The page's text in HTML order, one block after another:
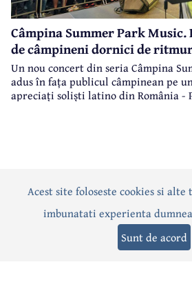
Câmpina Summer Park Music.
de câmpineni dornici de
Un nou concert din seria Câmpina
adus în fața publicul câmpinean pe
apreciați soliști latino din România -
ActualitatePoliticăSocial
Editorial Sport Anunțuri
Acest site foloseste cookies si
imbunatati experienta
Sunt de acord